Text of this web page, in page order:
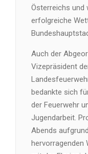
Österreichs und
erfolgreiche
Auch der
Vizepräsident
bedankte sich
der Feuerwehr
Jugendarbeit.
Abends
hervorragenden